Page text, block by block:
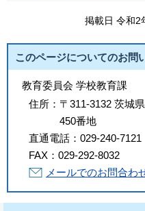
掲載日 令和2
このページについてのお問
教育委員会 学校教育課
住所： 〒311-3132 茨城
450番地
直通電話： 029-240-7121
FAX： 029-292-8032
メールでのお問合わ